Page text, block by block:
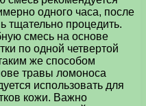
одного часа, после
тщательно процедить.
смесь на основе
по одной четвертой
же способом
травы ломоноса
использовать для
кожи. Важно